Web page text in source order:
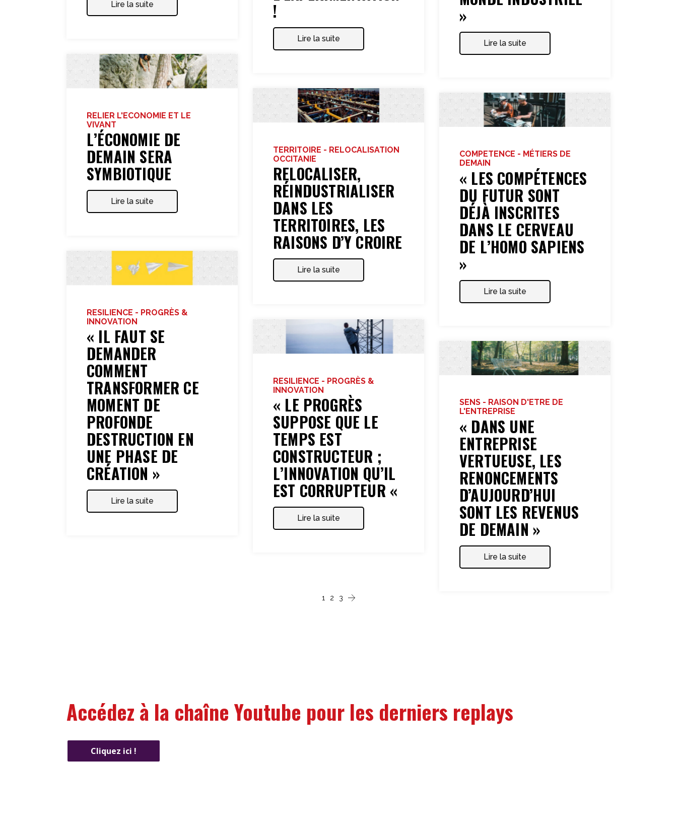
Lire la suite !
Lire la suite
»
Lire la suite
RELIER L'ECONOMIE ET LE
VIVANT
L’ÉCONOMIE DE
DEMAIN SERA
SYMBIOTIQUE
Lire la suite
TERRITOIRE - RELOCALISATION
OCCITANIE
RELOCALISER,
RÉINDUSTRIALISER
DANS LES
TERRITOIRES, LES
RAISONS D’Y CROIRE
Lire la suite
COMPETENCE - MÉTIERS DE
DEMAIN
« LES COMPÉTENCES
DU FUTUR SONT
DÉJÀ INSCRITES
DANS LE CERVEAU
DE L’HOMO SAPIENS
»
Lire la suite
RESILIENCE - PROGRÈS &
INNOVATION
« IL FAUT SE
DEMANDER
COMMENT
TRANSFORMER CE
MOMENT DE
PROFONDE
DESTRUCTION EN
UNE PHASE DE
CRÉATION »
Lire la suite
RESILIENCE - PROGRÈS &
INNOVATION
« LE PROGRÈS
SUPPOSE QUE LE
TEMPS EST
CONSTRUCTEUR ;
L’INNOVATION QU’IL
EST CORRUPTEUR «
Lire la suite
SENS - RAISON D'ETRE DE
L'ENTREPRISE
« DANS UNE
ENTREPRISE
VERTUEUSE, LES
RENONCEMENTS
D’AUJOURD’HUI
SONT LES REVENUS
DE DEMAIN »
Lire la suite
1 2 3
Accédez à la chaîne Youtube pour les derniers replays
Cliquez ici !